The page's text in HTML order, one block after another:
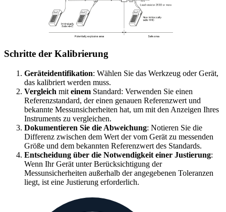
Schritte der Kalibrierung
Geräteidentifikation: Wählen Sie das Werkzeug oder Gerät,
das kalibriert werden muss.
Vergleich mit einem Standard: Verwenden Sie einen
Referenzstandard, der einen genauen Referenzwert und
bekannte Messunsicherheiten hat, um mit den Anzeigen Ihres
Instruments zu vergleichen.
Dokumentieren Sie die Abweichung: Notieren Sie die
Differenz zwischen dem Wert der vom Gerät zu messenden
Größe und dem bekannten Referenzwert des Standards.
Entscheidung über die Notwendigkeit einer Justierung:
Wenn Ihr Gerät unter Berücksichtigung der
Messunsicherheiten außerhalb der angegebenen Toleranzen
liegt, ist eine Justierung erforderlich.